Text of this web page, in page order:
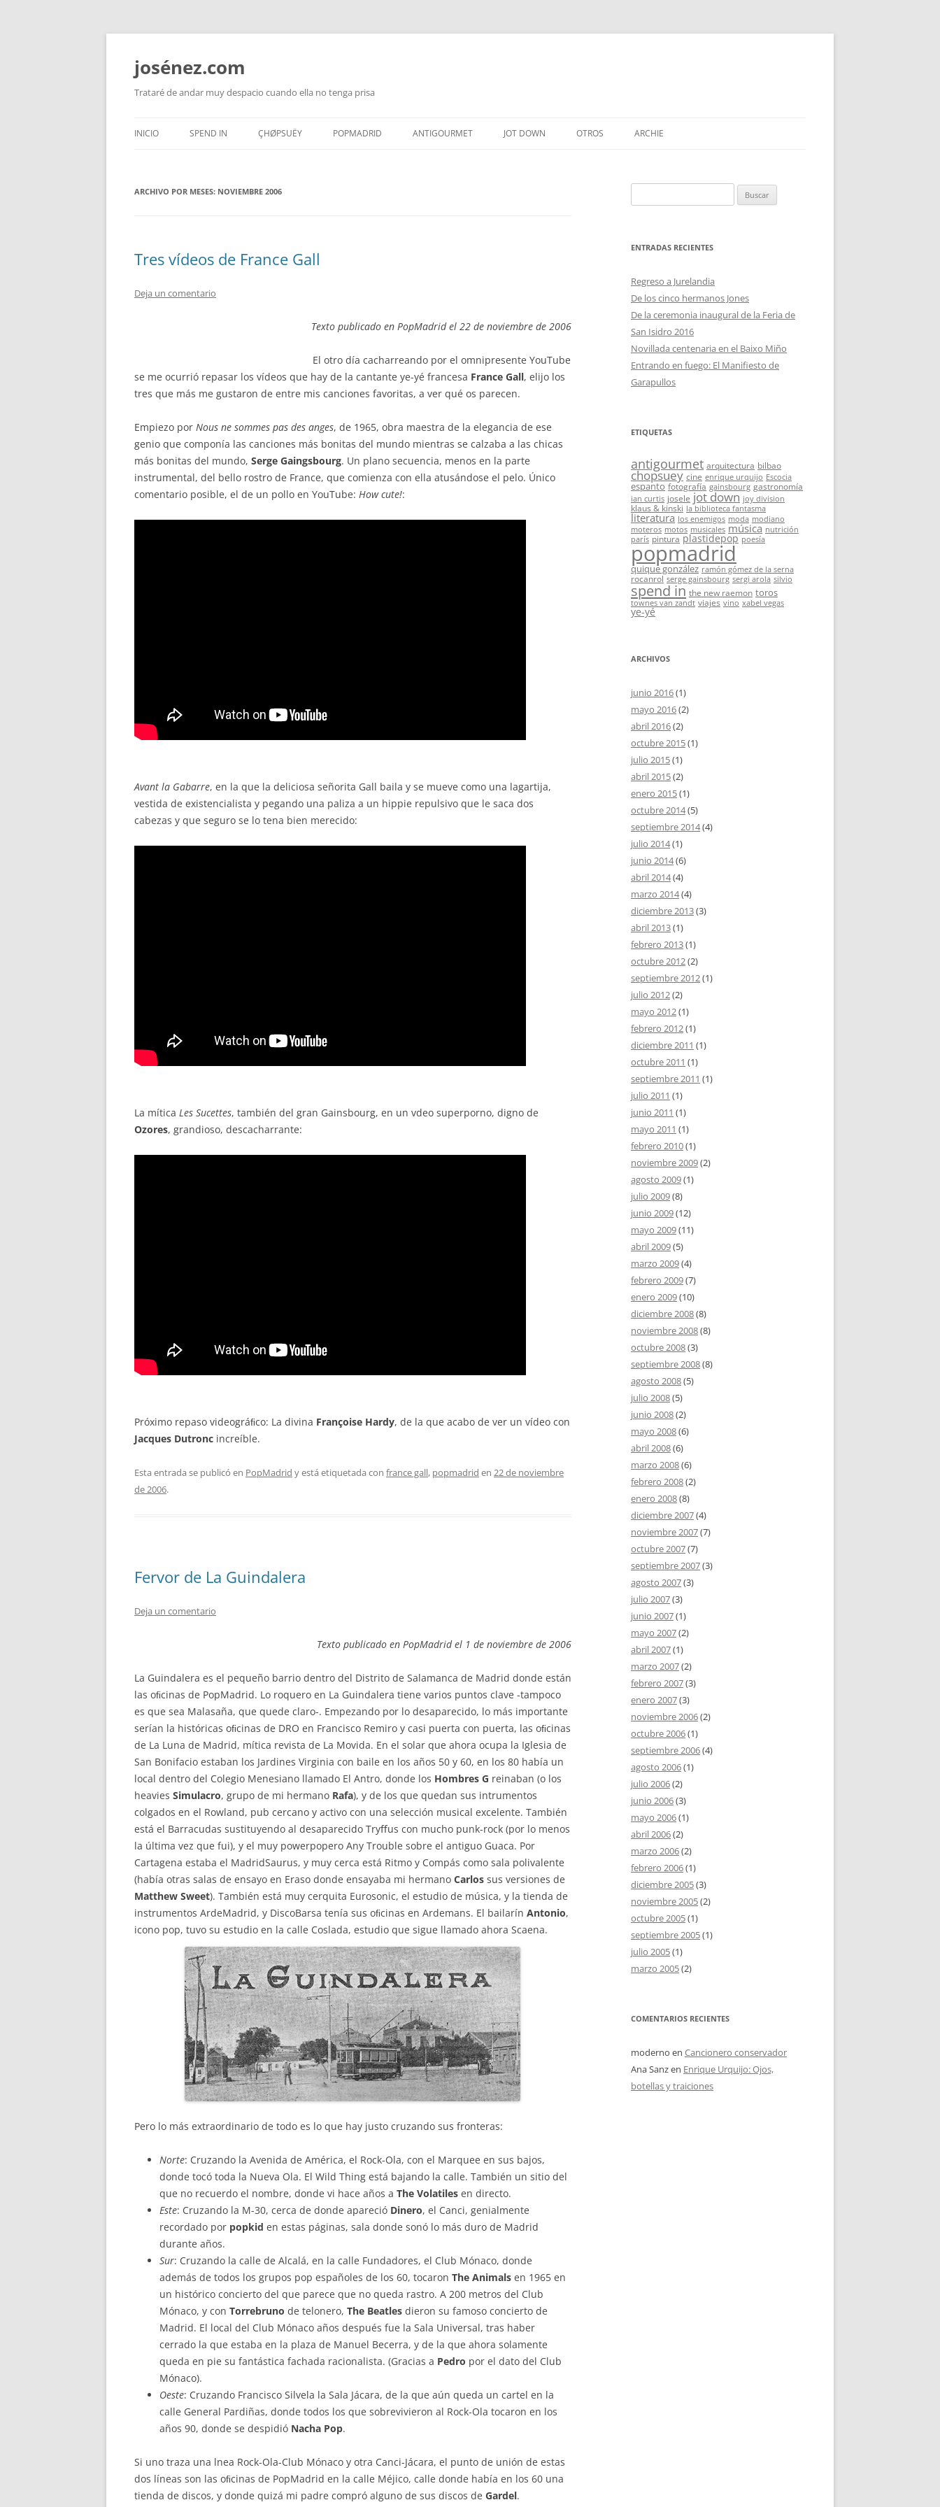
josénez.com
Trataré de andar muy despacio cuando ella no tenga prisa
al
contenido
INICIO SPEND IN ÇHØPSUËY POPMADRID ANTIGOURMET JOT DOWN OTROS ARCHIE
ARCHIVO POR MESES: NOVIEMBRE 2006
Tres vídeos de France Gall
Deja un comentario
Texto publicado en PopMadrid el 22 de noviembre de 2006
El otro día cacharreando por el omnipresente YouTube
se me ocurrió repasar los vídeos que hay de la cantante ye-yé francesa France Gall, elijo los
tres que más me gustaron de entre mis canciones favoritas, a ver qué os parecen.
Empiezo por Nous ne sommes pas des anges, de 1965, obra maestra de la elegancia de ese
genio que componía las canciones más bonitas del mundo mientras se calzaba a las chicas
más bonitas del mundo, Serge Gaingsbourg. Un plano secuencia, menos en la parte
instrumental, del bello rostro de France, que comienza con ella atusándose el pelo. Único
comentario posible, el de un pollo en YouTube: How cute!:
Avant la Gabarre, en la que la deliciosa señorita Gall baila y se mueve como una lagartija,
vestida de existencialista y pegando una paliza a un hippie repulsivo que le saca dos
cabezas y que seguro se lo tena bien merecido:
La mítica Les Sucettes, también del gran Gainsbourg, en un vdeo superporno, digno de
Ozores, grandioso, descacharrante:
Próximo repaso videográﬁco: La divina Françoise Hardy, de la que acabo de ver un vídeo con
Jacques Dutronc increíble.
Esta entrada se publicó en PopMadrid y está etiquetada con france gall, popmadrid en 22 de noviembre
de 2006.
Fervor de La Guindalera
Deja un comentario
Texto publicado en PopMadrid el 1 de noviembre de 2006
La Guindalera es el pequeño barrio dentro del Distrito de Salamanca de Madrid donde están
las oﬁcinas de PopMadrid. Lo roquero en La Guindalera tiene varios puntos clave -tampoco
es que sea Malasaña, que quede claro-. Empezando por lo desaparecido, lo más importante
serían la históricas oﬁcinas de DRO en Francisco Remiro y casi puerta con puerta, las oﬁcinas
de La Luna de Madrid, mítica revista de La Movida. En el solar que ahora ocupa la Iglesia de
San Bonifacio estaban los Jardines Virginia con baile en los años 50 y 60, en los 80 había un
local dentro del Colegio Menesiano llamado El Antro, donde los Hombres G reinaban (o los
heavies Simulacro, grupo de mi hermano Rafa), y de los que quedan sus intrumentos
colgados en el Rowland, pub cercano y activo con una selección musical excelente. También
está el Barracudas sustituyendo al desaparecido Tryﬀus con mucho punk-rock (por lo menos
la última vez que fui), y el muy powerpopero Any Trouble sobre el antiguo Guaca. Por
Cartagena estaba el MadridSaurus, y muy cerca está Ritmo y Compás como sala polivalente
(había otras salas de ensayo en Eraso donde ensayaba mi hermano Carlos sus versiones de
Matthew Sweet). También está muy cerquita Eurosonic, el estudio de música, y la tienda de
instrumentos ArdeMadrid, y DiscoBarsa tenía sus oﬁcinas en Ardemans. El bailarín Antonio,
icono pop, tuvo su estudio en la calle Coslada, estudio que sigue llamado ahora Scaena.
Pero lo más extraordinario de todo es lo que hay justo cruzando sus fronteras:
Norte: Cruzando la Avenida de América, el Rock-Ola, con el Marquee en sus bajos,
donde tocó toda la Nueva Ola. El Wild Thing está bajando la calle. También un sitio del
que no recuerdo el nombre, donde vi hace años a The Volatiles en directo.
Este: Cruzando la M-30, cerca de donde apareció Dinero, el Canci, genialmente
recordado por popkid en estas páginas, sala donde sonó lo más duro de Madrid
durante años.
Sur: Cruzando la calle de Alcalá, en la calle Fundadores, el Club Mónaco, donde
además de todos los grupos pop españoles de los 60, tocaron The Animals en 1965 en
un histórico concierto del que parece que no queda rastro. A 200 metros del Club
Mónaco, y con Torrebruno de telonero, The Beatles dieron su famoso concierto de
Madrid. El local del Club Mónaco años después fue la Sala Universal, tras haber
cerrado la que estaba en la plaza de Manuel Becerra, y de la que ahora solamente
queda en pie su fantástica fachada racionalista. (Gracias a Pedro por el dato del Club
Mónaco).
Oeste: Cruzando Francisco Silvela la Sala Jácara, de la que aún queda un cartel en la
calle General Pardiñas, donde todos los que sobrevivieron al Rock-Ola tocaron en los
años 90, donde se despidió Nacha Pop.
Si uno traza una lnea Rock-Ola-Club Mónaco y otra Canci-Jácara, el punto de unión de estas
dos líneas son las oﬁcinas de PopMadrid en la calle Méjico, calle donde había en los 60 una
tienda de discos, y donde quizá mi padre compró alguno de sus discos de Gardel.
ENTRADAS RECIENTES
Regreso a Jurelandia
De los cinco hermanos Jones
De la ceremonia inaugural de la Feria de
San Isidro 2016
Novillada centenaria en el Baixo Miño
Entrando en fuego: El Manifiesto de
Garapullos
ETIQUETAS
antigourmet arquitectura bilbao
chopsuey cine enrique urquijo Escocia
espanto fotografía gainsbourg gastronomía
ian curtis josele jot down joy division
klaus & kinski la biblioteca fantasma
literatura los enemigos moda modiano
moteros motos musicales música nutrición
parís pintura plastidepop poesía
popmadrid
quique gonzález ramón gómez de la serna
rocanrol serge gainsbourg sergi arola silvio
spend in the new raemon toros
townes van zandt viajes vino xabel vegas
ye-yé
ARCHIVOS
junio 2016(1)
mayo 2016(2)
abril 2016(2)
octubre 2015(1)
julio 2015(1)
abril 2015(2)
enero 2015(1)
octubre 2014(5)
septiembre 2014(4)
julio 2014(1)
junio 2014(6)
abril 2014(4)
marzo 2014(4)
diciembre 2013(3)
abril 2013(1)
febrero 2013(1)
octubre 2012(2)
septiembre 2012(1)
julio 2012(2)
mayo 2012(1)
febrero 2012(1)
diciembre 2011 (1)
octubre 2011 (1)
septiembre 2011 (1)
julio 2011 (1)
junio 2011 (1)
mayo 2011 (1)
febrero 2010(1)
noviembre 2009(2)
agosto 2009(1)
julio 2009(8)
junio 2009(12)
mayo 2009(11)
abril 2009(5)
marzo 2009(4)
febrero 2009(7)
enero 2009(10)
diciembre 2008(8)
noviembre 2008(8)
octubre 2008(3)
septiembre 2008(8)
agosto 2008(5)
julio 2008(5)
junio 2008(2)
mayo 2008(6)
abril 2008(6)
marzo 2008(6)
febrero 2008(2)
enero 2008(8)
diciembre 2007(4)
noviembre 2007(7)
octubre 2007(7)
septiembre 2007(3)
agosto 2007(3)
julio 2007(3)
junio 2007(1)
mayo 2007(2)
abril 2007(1)
marzo 2007(2)
febrero 2007(3)
enero 2007(3)
noviembre 2006(2)
octubre 2006(1)
septiembre 2006(4)
agosto 2006(1)
julio 2006(2)
junio 2006(3)
mayo 2006(1)
abril 2006(2)
marzo 2006(2)
febrero 2006(1)
diciembre 2005(3)
noviembre 2005(2)
octubre 2005(1)
septiembre 2005(1)
julio 2005(1)
marzo 2005(2)
COMENTARIOS RECIENTES
moderno en Cancionero conservador
Ana Sanzen Enrique Urquijo: Ojos,
botellas y traiciones